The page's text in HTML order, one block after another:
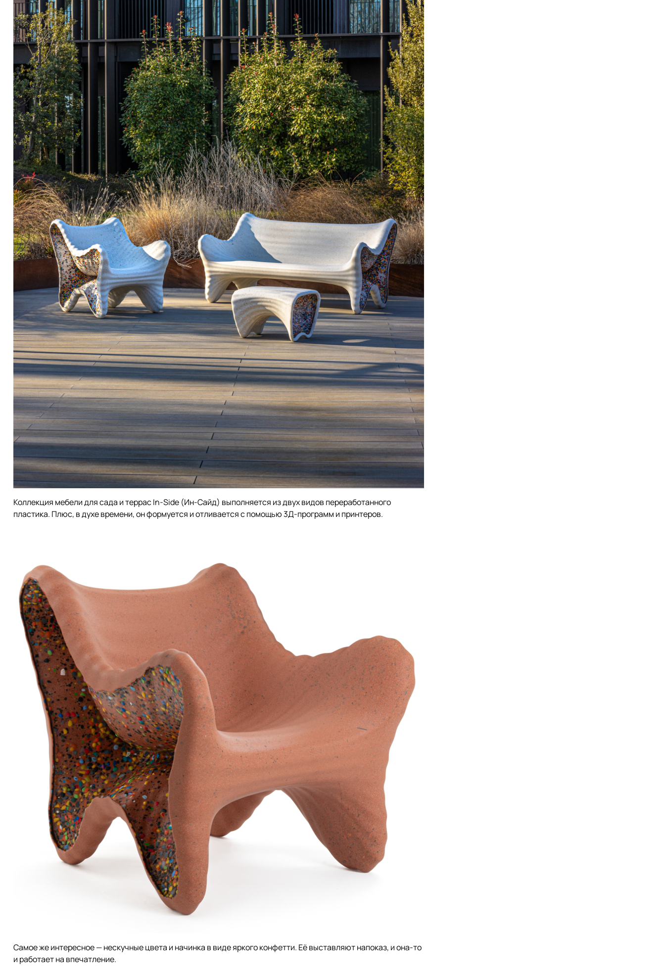
Коллекция мебели для сада и террас In-Side (Ин-Сайд) выполняется из двух видов переработанного
пластика. Плюс, в духе времени, он формуется и отливается с помощью 3Д-программ и принтеров.
Самое же интересное — нескучные цвета и начинка в виде яркого конфетти. Её выставляют напоказ, и она-то
и работает на впечатление.